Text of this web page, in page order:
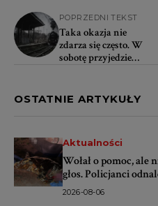
POPRZEDNI TEKST
Taka okazja nie
zdarza się często. W
sobotę przyjedzie
OSTATNIE ARTYKUŁY
Aktualności
Wołał o pomoc, ale
głos. Policjanci
2026-08-06